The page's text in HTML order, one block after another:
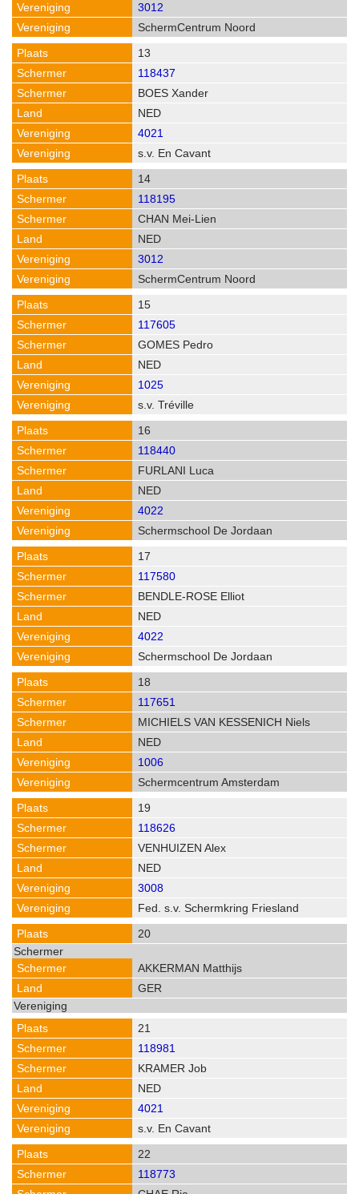
3012
SchermCentrum Noord
13
118437
BOES Xander
NED
4021
s.v. En Cavant
14
118195
CHAN Mei-Lien
NED
3012
SchermCentrum Noord
15
117605
GOMES Pedro
NED
1025
s.v. Tréville
16
118440
FURLANI Luca
NED
4022
Schermschool De Jordaan
17
117580
BENDLE-ROSE Elliot
NED
4022
Schermschool De Jordaan
18
117651
MICHIELS VAN KESSENICH Niels
NED
1006
Schermcentrum Amsterdam
19
118626
VENHUIZEN Alex
NED
3008
Fed. s.v. Schermkring Friesland
20
AKKERMAN Matthijs
GER
21
118981
KRAMER Job
NED
4021
s.v. En Cavant
22
118773